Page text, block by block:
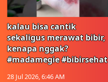
kalau bisa cantik
sekaligus merawat bibir,
kenapa nggak?
#madamegie #bibirsehat
28 Jul 2026, 6:46 AM